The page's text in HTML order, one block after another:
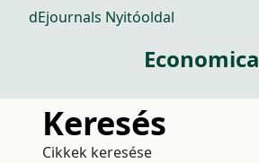
dEjournals Nyitóoldal
Economica
Keresés
Cikkek keresése